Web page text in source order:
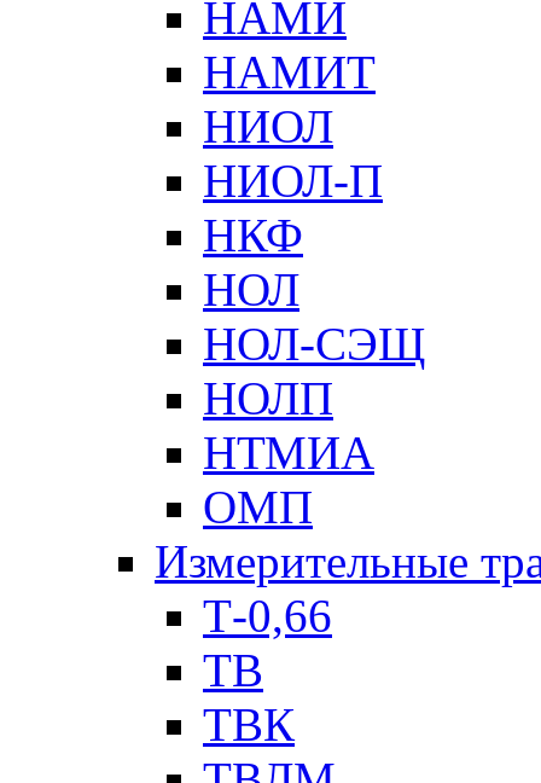
НАМИ
НАМИТ
НИОЛ
НИОЛ-П
НКФ
НОЛ
НОЛ-СЭЩ
НОЛП
НТМИА
ОМП
Измерительные
Т-0,66
ТВ
ТВК